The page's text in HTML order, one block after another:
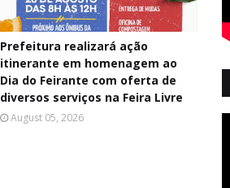
Prefeitura realizará ação
itinerante em homenagem ao
Dia do Feirante com oferta de
diversos serviços na Feira Livre
August 05, 2026